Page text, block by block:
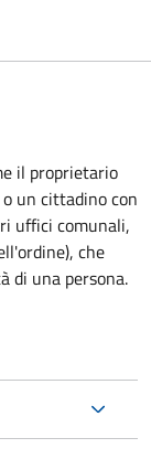
il proprietario
un cittadino con
uffici comunali,
che
di una persona.